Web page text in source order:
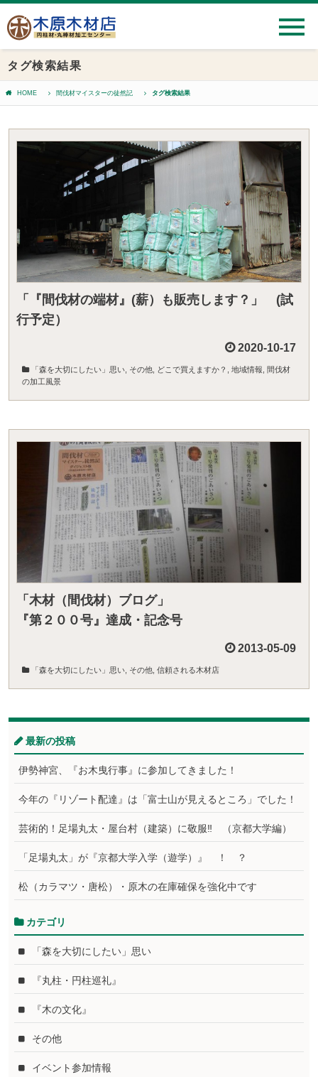
タグ検索結果
HOME 間伐材マイスターの徒然記 タグ検索結果
「『間伐材の端材』(薪）も販売します？」 (試
行予定）
2020-10-17
「森を大切にしたい」思い その他 どこで買えますか？ 地域情報
間伐材
の加工風景
「木材（間伐材）ブログ」
『第２００号』達成・記念号
2013-05-09
「森を大切にしたい」思い その他 信頼される木材店
最新の投稿
伊勢神宮、『お木曳行事』に参加してきました！
今年の『リゾート配達』は「富士山が見えるところ」でした！
芸術的！足場丸太・屋台村（建築）に敬服‼ （京都大学編）
「足場丸太」が『京都大学入学（遊学）』 ！ ？
松（カラマツ・唐松）・原木の在庫確保を強化中です
カテゴリ
「森を大切にしたい」思い
『丸柱・円柱巡礼』
『木の文化』
その他
イベント参加情報